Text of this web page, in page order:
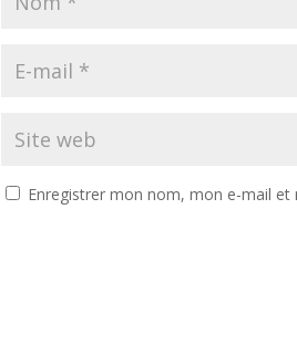
Enregistrer mon nom, mon e-mail